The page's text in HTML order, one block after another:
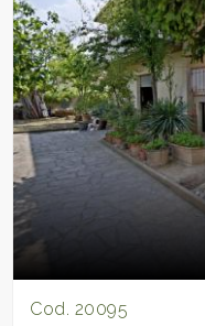
Cod. 20095